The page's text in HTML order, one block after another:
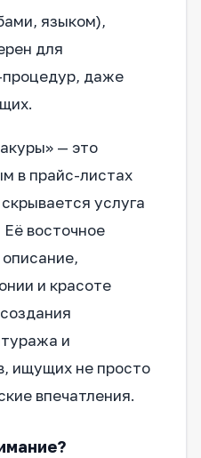
языком),
для
даже
— это
в прайс-листах
услуга
восточное
и красоте
и
ищущих не просто
впечатления.